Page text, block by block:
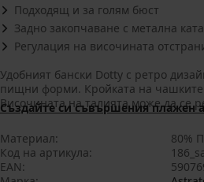
Подходящ и за голям бюст
Задно закопчаване с метална
Регулация на височината
Удобният бански Dotty с ретро
пищни форми. Кройката на
Височината на талията може да се
Създайте си съвършения плажен
Материал
80%
Код на артикула
EAN